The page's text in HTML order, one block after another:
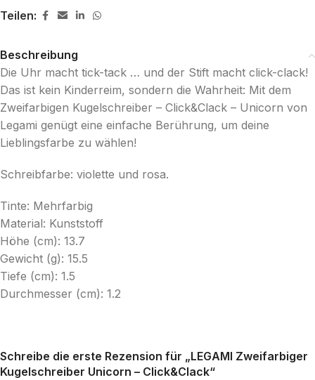
Teilen:
Beschreibung
Die Uhr macht tick-tack … und der Stift macht click-clack!
Das ist kein Kinderreim, sondern die Wahrheit: Mit dem
Zweifarbigen Kugelschreiber – Click&Clack – Unicorn von
Legami genügt eine einfache Berührung, um deine
Lieblingsfarbe zu wählen!
Schreibfarbe: violette und rosa.
Tinte: Mehrfarbig
Material: Kunststoff
Höhe (cm): 13.7
Gewicht (g): 15.5
Tiefe (cm): 1.5
Durchmesser (cm): 1.2
Schreibe die erste Rezension für „LEGAMI Zweifarbiger
Kugelschreiber Unicorn – Click&Clack“